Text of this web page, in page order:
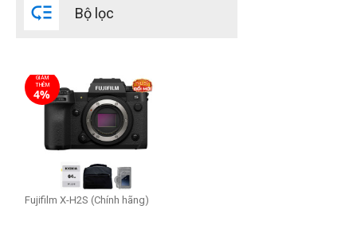
Bán chuyên
 Bộ lọc
GIẢM
THÊM
4%
Fujifilm X-H2S (Chính hãng)